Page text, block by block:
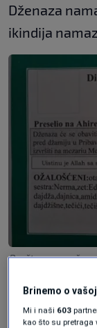
Dženaza
ikindija
Društvene mreže
Samir
akademskoj
Brinemo o
Mi i naši 603
kao što su